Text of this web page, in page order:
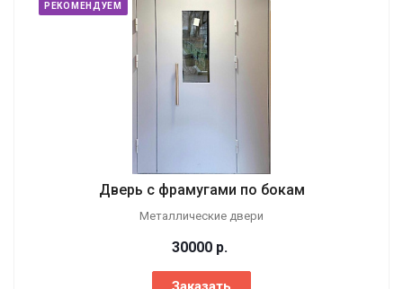
РЕКОМЕНДУЕМ
Дверь с фрамугами по бокам
Металлические двери
30000 р.